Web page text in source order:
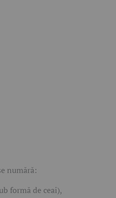
numără:
formă de ceai),